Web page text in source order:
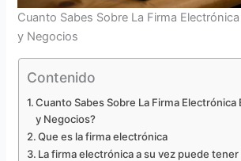
Cuanto Sabes Sobre La Firma
y Negocios
Contenido
Cuanto Sabes Sobre La Firma
y Negocios?
Que es la firma electrónica
La firma electrónica a su vez puede